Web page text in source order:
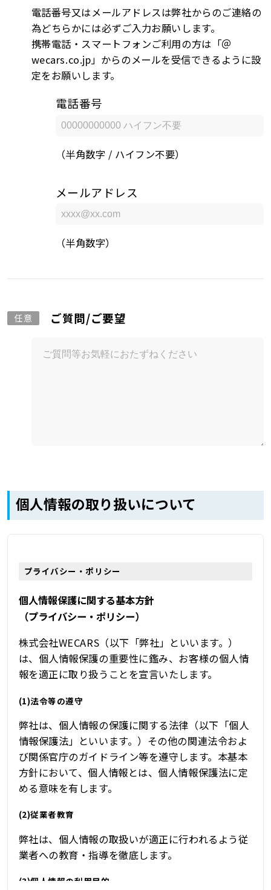
電話番号又はメールアドレスは弊社からのご連絡の
為どちらかには必ずご入力お願いします。
携帯電話・スマートフォンご利用の方は「＠
wecars.co.jp」からのメールを受信できるように設
定をお願いします。
電話番号
（半角数字 / ハイフン不要）
メールアドレス
（半角数字）
任意 ご質問/ご要望
個人情報の取り扱いについて
プライバシー・ポリシー
個人情報保護に関する基本方針
（プライバシー・ポリシー）
株式会社WECARS（以下「弊社」といいます。）
は、個人情報保護の重要性に鑑み、お客様の個人情
報を適正に取り扱うことを宣言いたします。
(1)法令等の遵守
弊社は、個人情報の保護に関する法律（以下「個人
情報保護法」といいます。）その他の関連法令およ
び関係官庁のガイドライン等を遵守します。本基本
方針において、個人情報とは、個人情報保護法に定
める意味を有します。
(2)従業者教育
弊社は、個人情報の取扱いが適正に行われるよう従
業者への教育・指導を徹底します。
(3)個人情報の利用目的